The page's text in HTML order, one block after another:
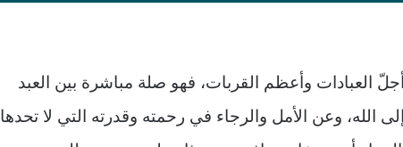
العبادات وأعظم القربات، فهو صلة مباشرة بين العبد
الله، وعن الأمل والرجاء في رحمته وقدرته التي لا تحدها